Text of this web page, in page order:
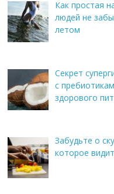
Как простая
людей не
летом
Секрет
с
здорового
Забудьте о
которое